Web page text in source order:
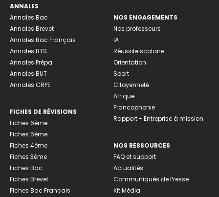
ANNALES
Annales Bac
Annales Brevet
Annales Bac Français
Annales BTS
Annales Prépa
Annales BUT
Annales CRPE
FICHES DE RÉVISIONS
Fiches 6ème
Fiches 5ème
Fiches 4ème
Fiches 3ème
Fiches Bac
Fiches Brevet
Fiches Bac Français
NOS ENGAGEMENTS
Nos professeurs
IA
Réussite scolaire
Orientation
Sport
Citoyenneté
Afrique
Francophonie
Rapport - Entreprise à mission
NOS RESSOURCES
FAQ et support
Actualités
Communiqués de Presse
Kit Média